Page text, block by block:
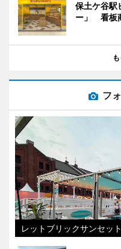
保土ケ谷駅
ー」 看板
フ
レットブリックサンセッ